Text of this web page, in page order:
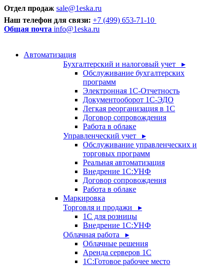
Отдел продаж sale@1eska.ru
Наш телефон для связи: +7 (499) 653-71-10
Общая почта info@1eska.ru
Автоматизация
Бухгалтерский и налоговый учет ▸
Обслуживание бухгалтерских
программ
Электронная 1С-Отчетность
Документооборот 1С-ЭДО
Легкая реорганизация в 1С
Договор сопровождения
Работа в облаке
Управленческий учет ▸
Обслуживание управленческих и
торговых программ
Реальная автоматизация
Внедрение 1С:УНФ
Договор сопровождения
Работа в облаке
Маркировка
Торговля и продажи ▸
1С для розницы
Внедрение 1С:УНФ
Облачная работа ▸
Облачные решения
Аренда серверов 1С
1C:Готовое рабочее место